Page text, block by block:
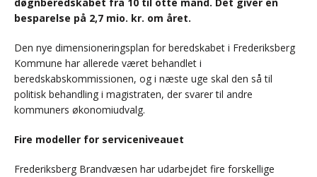
besparelse på 2,7 mio. kr. om året.
Den nye dimensioneringsplan for beredskabet i Frederiksberg
Kommune har allerede været behandlet i
beredskabskommissionen, og i næste uge skal den så til
politisk behandling i magistraten, der svarer til andre
kommuners økonomiudvalg.
Fire modeller for serviceniveauet
Frederiksberg Brandvæsen har udarbejdet fire forskellige